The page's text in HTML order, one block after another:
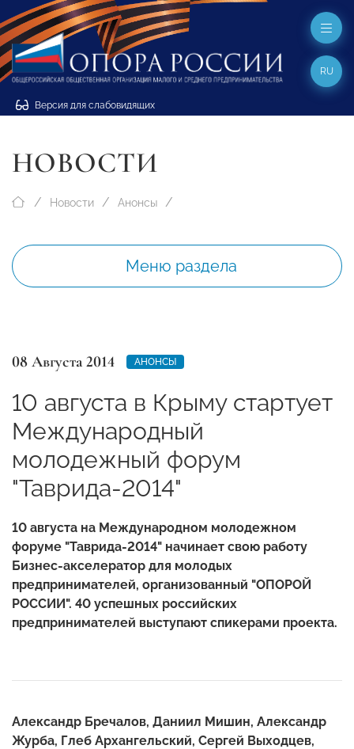
Версия для слабовидящих
RU
НОВОСТИ
Новости Анонсы
Меню раздела
08 Августа 2014 АНОНСЫ
10 августа в Крыму стартует
Международный
молодежный форум
"Таврида-2014"
10 августа на Международном молодежном
форуме "Таврида-2014" начинает свою работу
Бизнес-акселератор для молодых
предпринимателей, организованный "ОПОРОЙ
РОССИИ". 40 успешных российских
предпринимателей выступают спикерами проекта.
Александр Бречалов, Даниил Мишин, Александр
Журба, Глеб Архангельский, Сергей Выходцев,